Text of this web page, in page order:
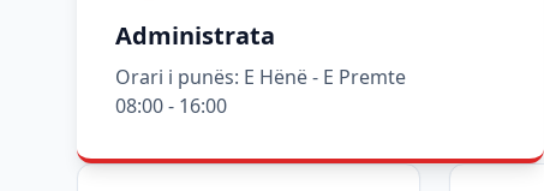
Administrata
Orari i punës: E Hënë - E Premte
08:00 - 16:00